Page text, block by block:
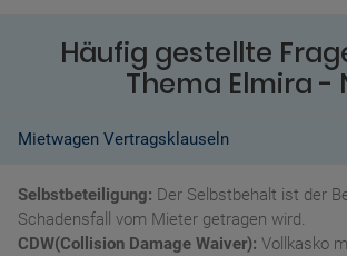
Häufig gestellte
Thema Elmira -
Mietwagen Vertragsklauseln
Selbstbeteiligung: Der Selbstbehalt ist der
Schadensfall vom Mieter getragen wird.
CDW(Collision Damage Waiver): Vollkasko